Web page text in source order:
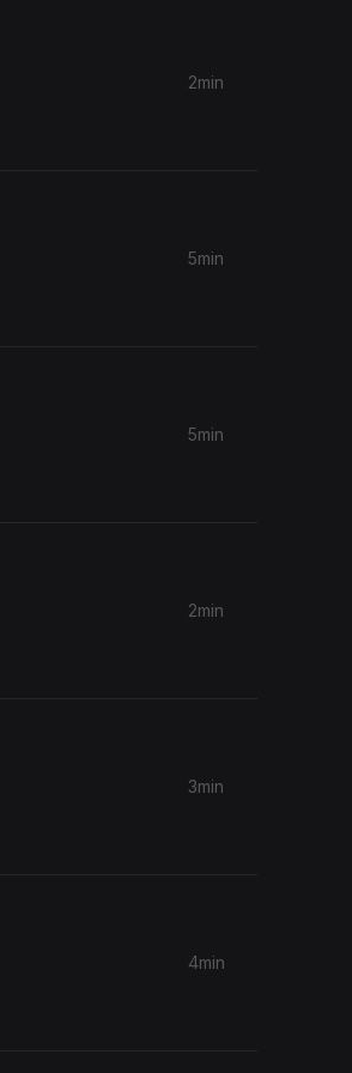
2min
5min
5min
2min
3min
4min